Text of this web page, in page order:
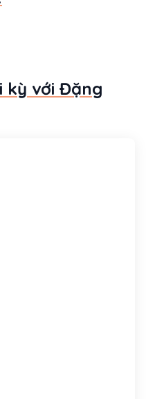
kỳ với Đặng